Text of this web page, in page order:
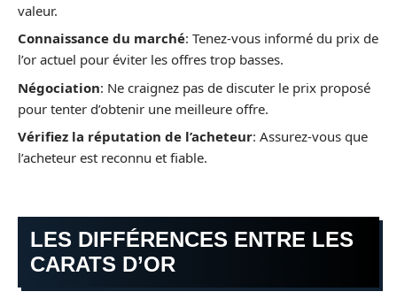
valeur.
Connaissance du marché: Tenez-vous informé du prix de
l’or actuel pour éviter les offres trop basses.
Négociation: Ne craignez pas de discuter le prix proposé
pour tenter d’obtenir une meilleure offre.
Vérifiez la réputation de l’acheteur: Assurez-vous que
l’acheteur est reconnu et fiable.
LES DIFFÉRENCES ENTRE LES
CARATS D’OR